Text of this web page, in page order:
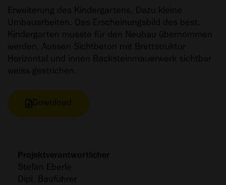
Erweiterung des Kindergartens. Dazu kleine
Umbauarbeiten. Das Erscheinungsbild des best.
Kindergarten musste für den Neubau übernommen
werden. Aussen Sichtbeton mit Brettstruktur
Horizontal und innen Backsteinmauerwerk sichtbar
weiss gestrichen.
Download
Projektverantwortlicher
Stefan Eberle
Dipl. Bauführer